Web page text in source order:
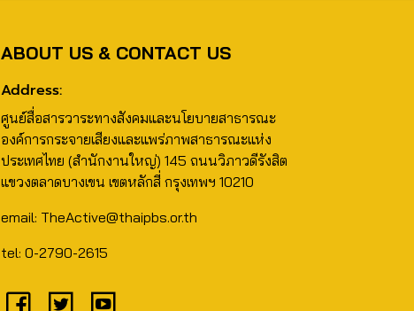
ABOUT US & CONTACT US
Address:
ศูนย์สื่อสารวาระทางสังคมและนโยบายสาธารณะ
องค์การกระจายเสียงและแพร่ภาพสาธารณะแห่ง
ประเทศไทย (สำนักงานใหญ่) 145 ถนนวิภาวดีรังสิต
แขวงตลาดบางเขน เขตหลักสี่ กรุงเทพฯ 10210
email: TheActive@thaipbs.or.th
tel: 0-2790-2615